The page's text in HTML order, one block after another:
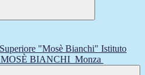
Istituto
MOSÈ BIANCHI Monza